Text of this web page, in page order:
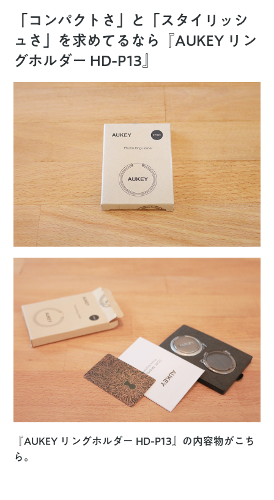
「コンパクトさ」と「スタイリッシ
ュさ」を求めてるなら『AUKEY リン
グホルダー HD-P13』
『AUKEY リングホルダー HD-P13』の内容物がこち
ら。